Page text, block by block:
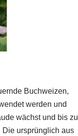
Buchweizen,
werden und
wächst und bis zu
Die ursprünglich aus